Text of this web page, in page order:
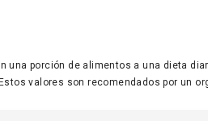
una porción de alimentos a una dieta
valores son recomendados por un